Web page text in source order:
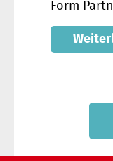
Form